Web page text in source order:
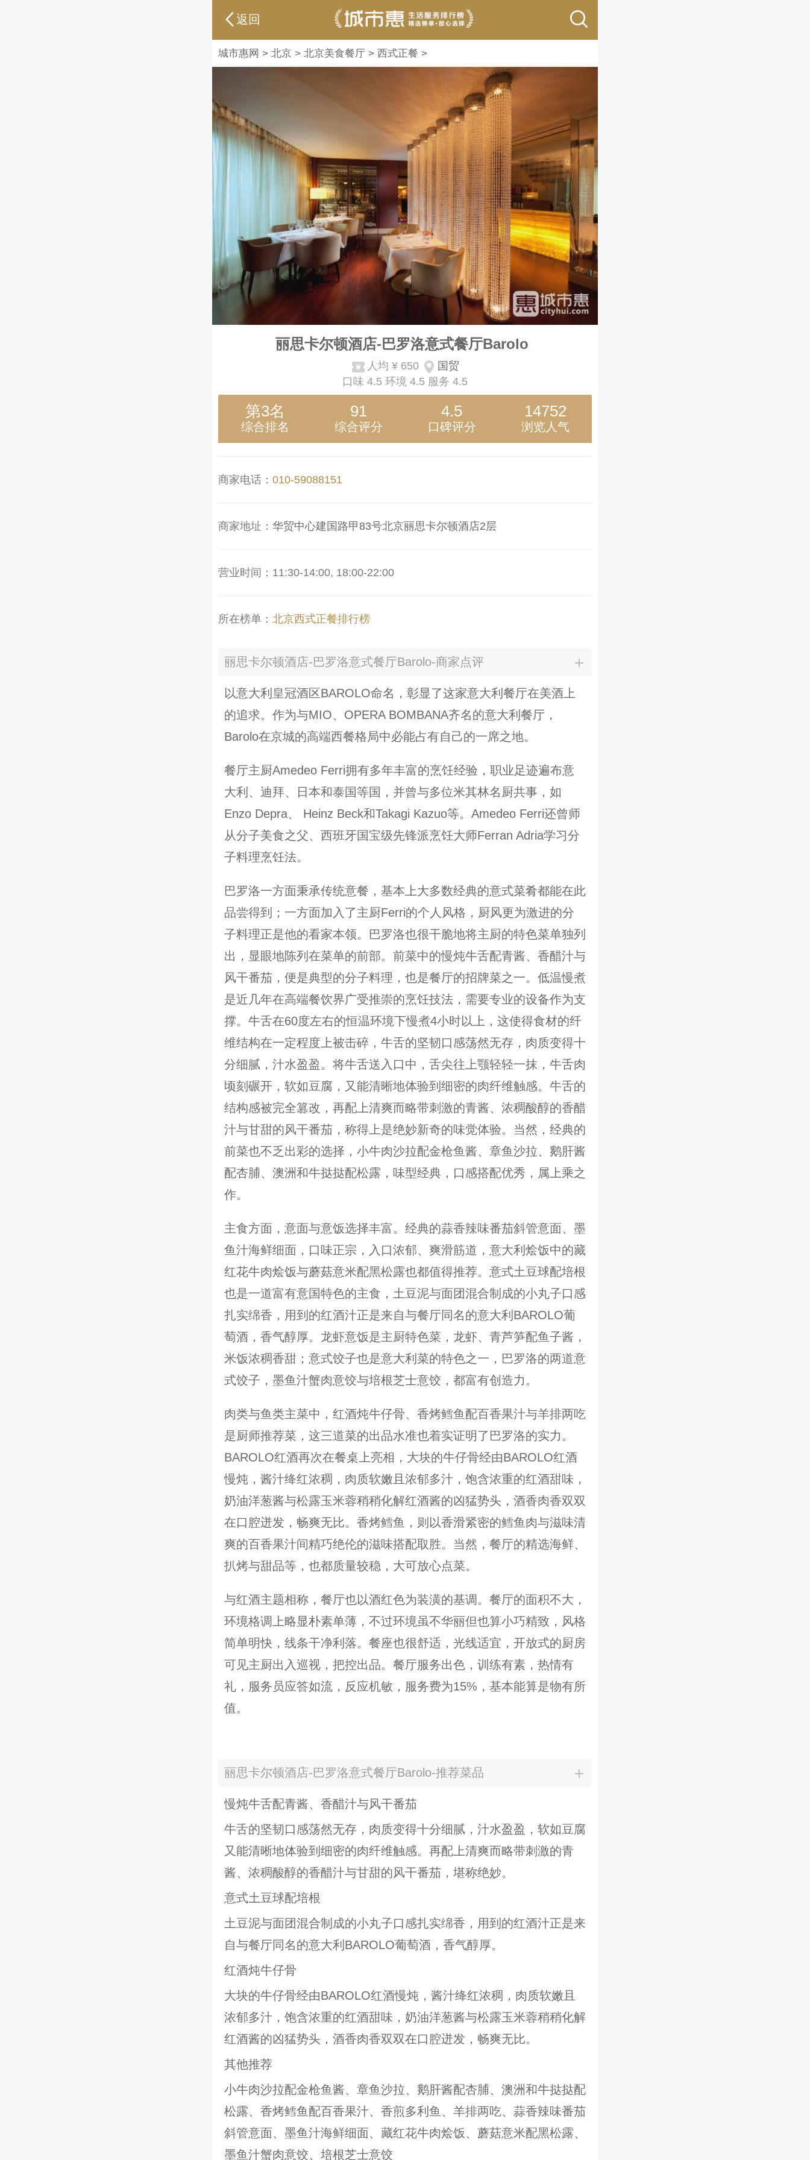
返回
城市惠网 > 北京 > 北京美食餐厅 > 西式正餐 >
丽思卡尔顿酒店-巴罗洛意式餐厅Barolo
人均 ¥ 650
国贸
口味 4.5 环境 4.5 服务 4.5
第3名
综合排名
91
综合评分
4.5
口碑评分
14752
浏览人气
商家电话： 010-59088151
商家地址： 华贸中心建国路甲83号北京丽思卡尔顿酒店2层
营业时间：11:30-14:00, 18:00-22:00
所在榜单： 北京西式正餐排行榜
丽思卡尔顿酒店-巴罗洛意式餐厅Barolo-商家点评
以意大利皇冠酒区BAROLO命名，彰显了这家意大利餐厅在美酒上
的追求。作为与MIO、OPERA BOMBANA齐名的意大利餐厅，
Barolo在京城的高端西餐格局中必能占有自己的一席之地。
餐厅主厨Amedeo Ferri拥有多年丰富的烹饪经验，职业足迹遍布意
大利、迪拜、日本和泰国等国，并曾与多位米其林名厨共事，如
Enzo Depra、 Heinz Beck和Takagi Kazuo等。Amedeo Ferri还曾师
从分子美食之父、西班牙国宝级先锋派烹饪大师Ferran Adria学习分
子料理烹饪法。
巴罗洛一方面秉承传统意餐，基本上大多数经典的意式菜肴都能在此
品尝得到；一方面加入了主厨Ferri的个人风格，厨风更为激进的分
子料理正是他的看家本领。巴罗洛也很干脆地将主厨的特色菜单独列
出，显眼地陈列在菜单的前部。前菜中的慢炖牛舌配青酱、香醋汁与
风干番茄，便是典型的分子料理，也是餐厅的招牌菜之一。低温慢煮
是近几年在高端餐饮界广受推崇的烹饪技法，需要专业的设备作为支
撑。牛舌在60度左右的恒温环境下慢煮4小时以上，这使得食材的纤
维结构在一定程度上被击碎，牛舌的坚韧口感荡然无存，肉质变得十
分细腻，汁水盈盈。将牛舌送入口中，舌尖往上颚轻轻一抹，牛舌肉
顷刻碾开，软如豆腐，又能清晰地体验到细密的肉纤维触感。牛舌的
结构感被完全篡改，再配上清爽而略带刺激的青酱、浓稠酸醇的香醋
汁与甘甜的风干番茄，称得上是绝妙新奇的味觉体验。当然，经典的
前菜也不乏出彩的选择，小牛肉沙拉配金枪鱼酱、章鱼沙拉、鹅肝酱
配杏脯、澳洲和牛挞挞配松露，味型经典，口感搭配优秀，属上乘之
作。
主食方面，意面与意饭选择丰富。经典的蒜香辣味番茄斜管意面、墨
鱼汁海鲜细面，口味正宗，入口浓郁、爽滑筋道，意大利烩饭中的藏
红花牛肉烩饭与蘑菇意米配黑松露也都值得推荐。意式土豆球配培根
也是一道富有意国特色的主食，土豆泥与面团混合制成的小丸子口感
扎实绵香，用到的红酒汁正是来自与餐厅同名的意大利BAROLO葡
萄酒，香气醇厚。龙虾意饭是主厨特色菜，龙虾、青芦笋配鱼子酱，
米饭浓稠香甜；意式饺子也是意大利菜的特色之一，巴罗洛的两道意
式饺子，墨鱼汁蟹肉意饺与培根芝士意饺，都富有创造力。
肉类与鱼类主菜中，红酒炖牛仔骨、香烤鳕鱼配百香果汁与羊排两吃
是厨师推荐菜，这三道菜的出品水准也着实证明了巴罗洛的实力。
BAROLO红酒再次在餐桌上亮相，大块的牛仔骨经由BAROLO红酒
慢炖，酱汁绛红浓稠，肉质软嫩且浓郁多汁，饱含浓重的红酒甜味，
奶油洋葱酱与松露玉米蓉稍稍化解红酒酱的凶猛势头，酒香肉香双双
在口腔迸发，畅爽无比。香烤鳕鱼，则以香滑紧密的鳕鱼肉与滋味清
爽的百香果汁间精巧绝伦的滋味搭配取胜。当然，餐厅的精选海鲜、
扒烤与甜品等，也都质量较稳，大可放心点菜。
与红酒主题相称，餐厅也以酒红色为装潢的基调。餐厅的面积不大，
环境格调上略显朴素单薄，不过环境虽不华丽但也算小巧精致，风格
简单明快，线条干净利落。餐座也很舒适，光线适宜，开放式的厨房
可见主厨出入巡视，把控出品。餐厅服务出色，训练有素，热情有
礼，服务员应答如流，反应机敏，服务费为15%，基本能算是物有所
值。
丽思卡尔顿酒店-巴罗洛意式餐厅Barolo-推荐菜品
慢炖牛舌配青酱、香醋汁与风干番茄
牛舌的坚韧口感荡然无存，肉质变得十分细腻，汁水盈盈，软如豆腐
又能清晰地体验到细密的肉纤维触感。再配上清爽而略带刺激的青
酱、浓稠酸醇的香醋汁与甘甜的风干番茄，堪称绝妙。
意式土豆球配培根
土豆泥与面团混合制成的小丸子口感扎实绵香，用到的红酒汁正是来
自与餐厅同名的意大利BAROLO葡萄酒，香气醇厚。
红酒炖牛仔骨
大块的牛仔骨经由BAROLO红酒慢炖，酱汁绛红浓稠，肉质软嫩且
浓郁多汁，饱含浓重的红酒甜味，奶油洋葱酱与松露玉米蓉稍稍化解
红酒酱的凶猛势头，酒香肉香双双在口腔迸发，畅爽无比。
其他推荐
小牛肉沙拉配金枪鱼酱、章鱼沙拉、鹅肝酱配杏脯、澳洲和牛挞挞配
松露、香烤鳕鱼配百香果汁、香煎多利鱼、羊排两吃、蒜香辣味番茄
斜管意面、墨鱼汁海鲜细面、藏红花牛肉烩饭、蘑菇意米配黑松露、
墨鱼汁蟹肉意饺、培根芝士意饺